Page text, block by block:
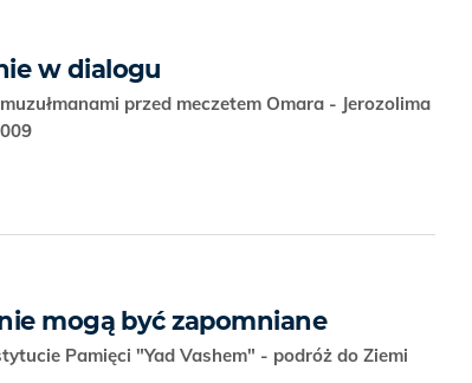
w dialogu
przed meczetem Omara - Jerozolima
mogą być zapomniane
Pamięci "Yad Vashem" - podróż do Ziemi